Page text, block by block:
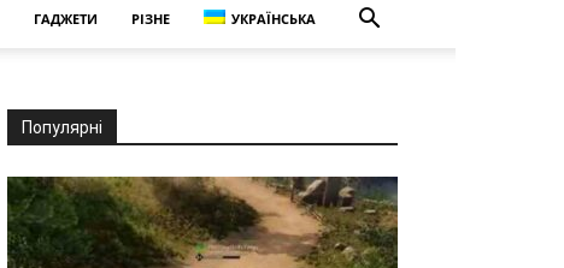
ГАДЖЕТИ РІЗНЕ УКРАЇНСЬКА
Популярні